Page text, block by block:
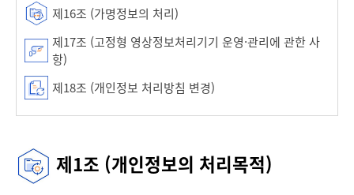
제16조 (가명정보의 처리)
제17조 (고정형 영상정보처리기기 운영·관리에 관한 사
항)
제18조 (개인정보 처리방침 변경)
제1조 (개인정보의 처리목적)